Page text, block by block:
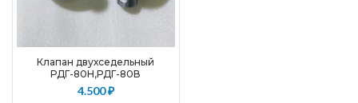
Клапан двухседельный
РДГ-80Н,РДГ-80В
4.500₽